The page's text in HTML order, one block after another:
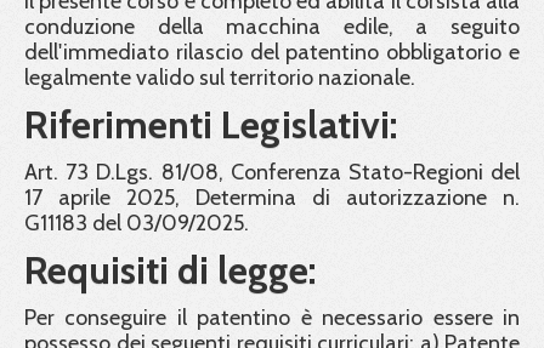
conduzione della macchina edile, a seguito
dell'immediato rilascio del patentino obbligatorio e
legalmente valido sul territorio nazionale.
Riferimenti Legislativi:
Art. 73 D.Lgs. 81/08, Conferenza Stato-Regioni del
17 aprile 2025, Determina di autorizzazione n.
G11183 del 03/09/2025.
Requisiti di legge:
Per conseguire il patentino è necessario essere in